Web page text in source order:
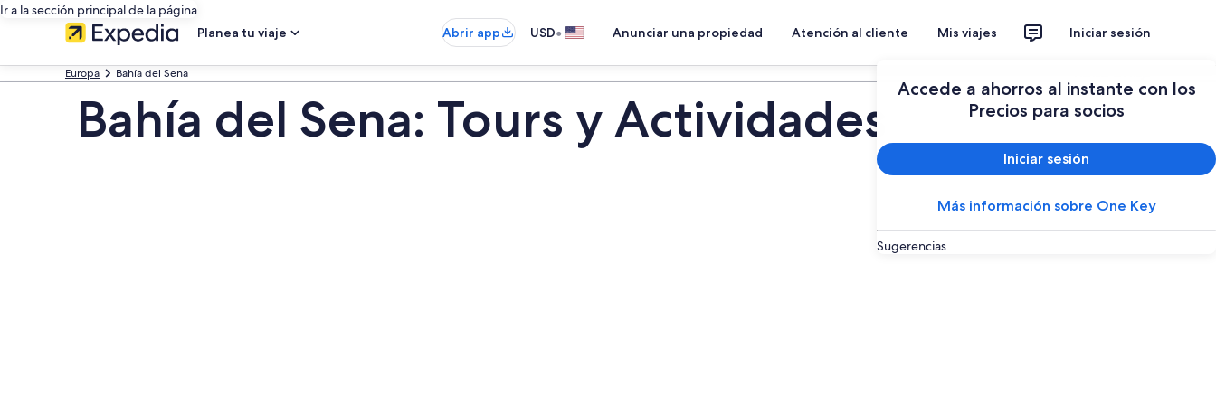
Ir a la sección principal de la página
Planea tu viaje
Abrir app USD• Anunciar una propiedad Atención al cliente Mis viajes Iniciar sesión
Accede a ahorros al instante con los
Precios para socios
Iniciar sesión
Más información sobre One Key
Sugerencias
Europa Bahía del Sena
Bahía del Sena: Tours y Actividades